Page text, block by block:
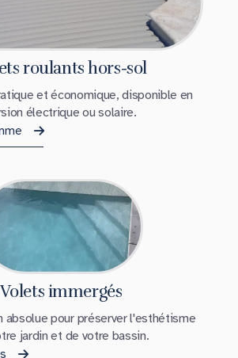
roulants hors-sol
et économique, disponible en
électrique ou solaire.
Volets immergés
absolue pour préserver l'esthétisme
jardin et de votre bassin.